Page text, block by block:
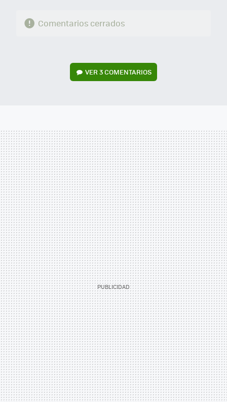
Comentarios cerrados
VER3 COMENTARIOS